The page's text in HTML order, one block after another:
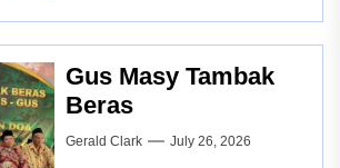
Gus Masy Tambak
Beras
Gerald Clark July 26, 2026